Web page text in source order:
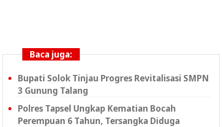
Baca juga:
Bupati Solok Tinjau Progres Revitalisasi SMPN
3 Gunung Talang
Polres Tapsel Ungkap Kematian Bocah
Perempuan 6 Tahun, Tersangka Diduga